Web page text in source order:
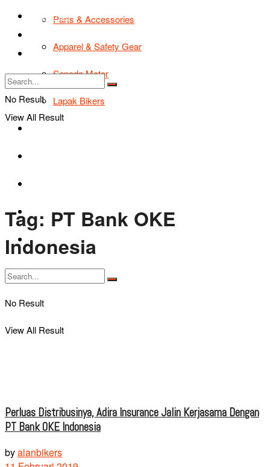
Parts & Accessories
Apparel & Safety Gear
Sepeda Motor
Lapak Bikers
Bikers Cars
Tentang Kami
No Result
View All Result
TIPS & TRIK
Tentang Kami
No Result
View All Result
Tag: PT Bank OKE
Indonesia
Perluas Distribusinya, Adira Insurance Jalin Kerjasama Dengan
PT Bank OKE Indonesia
byalanbikers